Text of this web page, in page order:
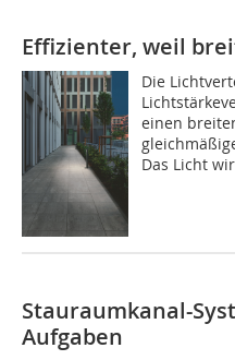
Effizienter, weil
Die
einen
Das Licht
Stauraumkanal-
Aufgaben